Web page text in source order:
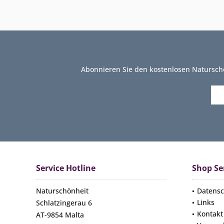
Abonnieren Sie den kostenlosen
Service Hotline
Naturschönheit
Schlatzingerau 6
AT-9854 Malta
Shop
Links
Kontakt